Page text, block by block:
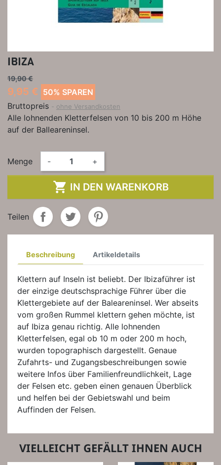
IBIZA
19,90 €
9,95 € 50% SPAREN
Bruttopreis
ohne Versandkosten
Alle lohnenden Kletterfelsen von 10 bis 200 m Höhe
auf der Balleareninsel.
Menge - +
 IN DEN WARENKORB
Teilen
Beschreibung Artikeldetails
Klettern auf Inseln ist beliebt. Der Ibizaführer ist
der einzige deutschsprachige Führer über die
Klettergebiete auf der Baleareninsel. Wer abseits
vom großen Rummel klettern gehen möchte, ist
auf Ibiza genau richtig. Alle lohnenden
Kletterfelsen, egal ob 10 m oder 200 m hoch,
wurden topographisch dargestellt. Genaue
Zufahrts- und Zugangsbeschreibungen sowie
weitere Infos über Familienfreundlichkeit, Lage
der Felsen etc. geben einen genauen Überblick
und helfen bei der Gebietswahl und beim
Auffinden der Felsen.
VIELLEICHT GEFÄLLT IHNEN AUCH